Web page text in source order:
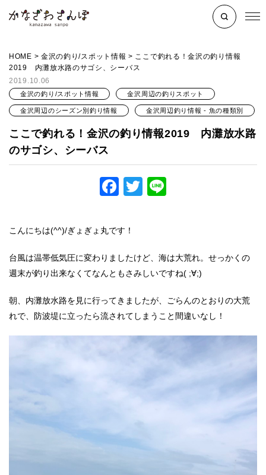
HOME > 金沢の釣り/スポット情報 > ここで釣れる！金沢の釣り情報
2019 内灘放水路のサゴシ、シーバス
2019.10.06
金沢の釣り/スポット情報 金沢周辺の釣りスポット
金沢周辺のシーズン別釣り情報 金沢周辺釣り情報 - 魚の種類別
ここで釣れる！金沢の釣り情報2019 内灘放水路
のサゴシ、シーバス
Facebook
Twitter
こんにちは(^^)/ぎょぎょ丸です！
台風は温帯低気圧に変わりましたけど、海は大荒れ。せっかくの
週末が釣り出来なくてなんともさみしいですね( ;∀;)
朝、内灘放水路を見に行ってきましたが、ごらんのとおりの大荒
れで、防波堤に立ったら流されてしまうこと間違いなし！